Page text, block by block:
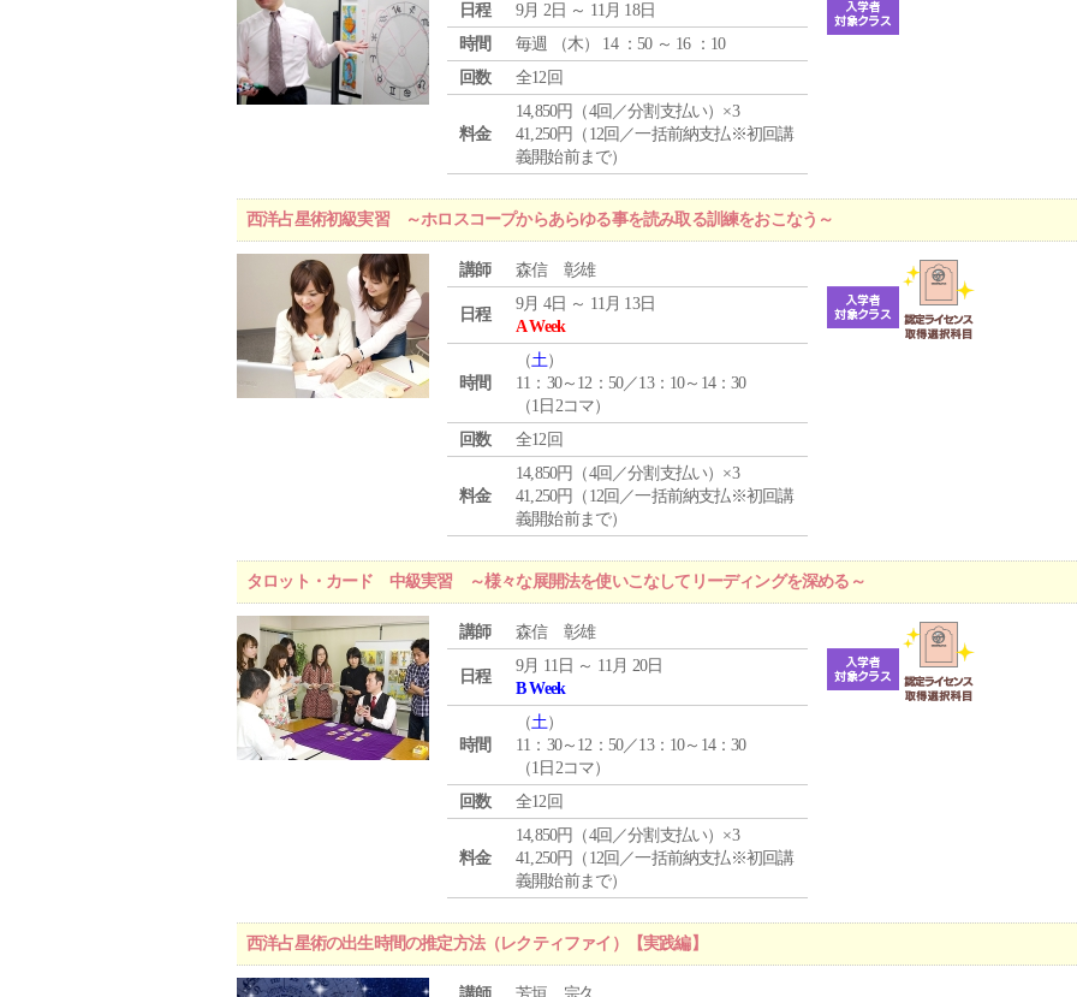
日程
9月 2日 ～ 11月 18日
時間
毎週 （木） 14 ：50 ～ 16 ：10
回数
全12回
料金
14,850円（4回／分割支払い）×3
41,250円（12回／一括前納支払※初回講
義開始前まで）
西洋占星術初級実習 ～ホロスコープからあらゆる事を読み取る訓練をおこなう～
講師 森信 彰雄
日程
9月 4日 ～ 11月 13日
A Week
時間
（土）
11：30～12：50／13：10～14：30
（1日2コマ）
回数
全12回
料金
14,850円（4回／分割支払い）×3
41,250円（12回／一括前納支払※初回講
義開始前まで）
タロット・カード 中級実習 ～様々な展開法を使いこなしてリーディングを深める～
講師 森信 彰雄
日程
9月 11日 ～ 11月 20日
B Week
時間
（土）
11：30～12：50／13：10～14：30
（1日2コマ）
回数
全12回
料金
14,850円（4回／分割支払い）×3
41,250円（12回／一括前納支払※初回講
義開始前まで）
西洋占星術の出生時間の推定方法（レクティファイ）【実践編】